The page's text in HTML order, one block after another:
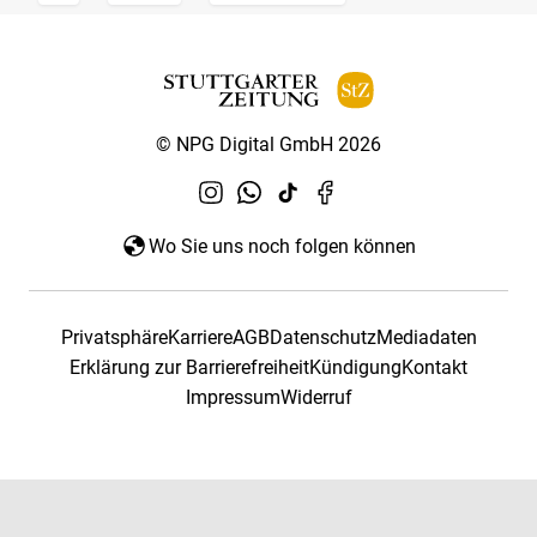
© NPG Digital GmbH 2026
Wo Sie uns noch folgen können
PrivatsphäreKarriereAGBDatenschutzMediadaten
Erklärung zur BarrierefreiheitKündigungKontakt
ImpressumWiderruf